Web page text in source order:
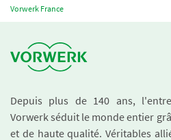
Vorwerk France
Depuis plus de 140 ans,
Vorwerk séduit le monde entier
et de haute qualité. Véritables